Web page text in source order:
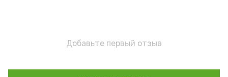
Добавьте первый отзыв